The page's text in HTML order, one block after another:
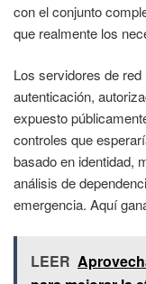
con el conjunto
que realmente los
Los servidores de
autenticación,
expuesto
controles que
basado en identidad,
análisis de
emergencia. Aquí
LEER